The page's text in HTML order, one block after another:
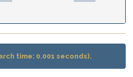
time: 0.001 seconds).